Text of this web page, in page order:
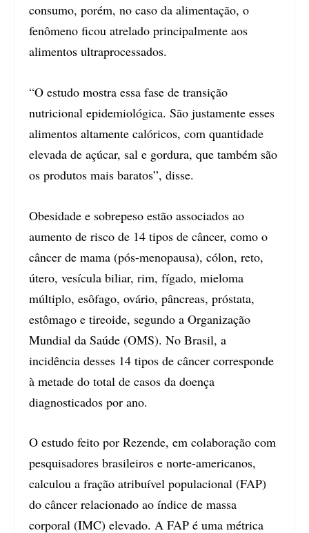
consumo, porém, no caso da alimentação, o
fenômeno ficou atrelado principalmente aos
alimentos ultraprocessados.
“O estudo mostra essa fase de transição
nutricional epidemiológica. São justamente esses
alimentos altamente calóricos, com quantidade
elevada de açúcar, sal e gordura, que também são
os produtos mais baratos”, disse.
Obesidade e sobrepeso estão associados ao
aumento de risco de 14 tipos de câncer, como o
câncer de mama (pós-menopausa), cólon, reto,
útero, vesícula biliar, rim, fígado, mieloma
múltiplo, esôfago, ovário, pâncreas, próstata,
estômago e tireoide, segundo a Organização
Mundial da Saúde (OMS). No Brasil, a
incidência desses 14 tipos de câncer corresponde
à metade do total de casos da doença
diagnosticados por ano.
O estudo feito por Rezende, em colaboração com
pesquisadores brasileiros e norte-americanos,
calculou a fração atribuível populacional (FAP)
do câncer relacionado ao índice de massa
corporal (IMC) elevado. A FAP é uma métrica